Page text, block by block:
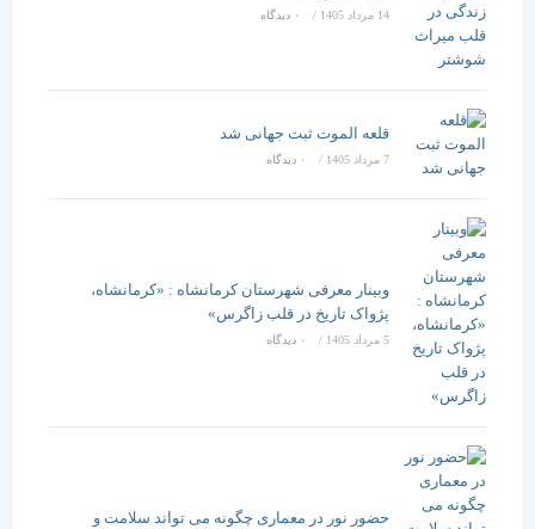
14 مرداد 1405 / ۰ دیدگاه
قلعه الموت ثبت جهانی شد
/ ۰ دیدگاه
وبینار معرفی شهرستان کرمانشاه : «کرمانشاه،
پژواک تاریخ در قلب زاگرس»
5 مرداد 1405 / ۰ دیدگاه
حضور نور در معماری چگونه می تواند سلامت و